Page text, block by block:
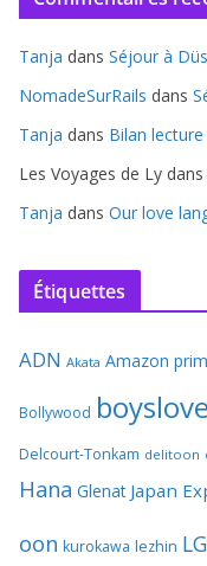
Tanja dans Séjour à
NomadeSurRails dans
Tanja dans Bilan
Les Voyages de Ly dans
Tanja dans Our love
Étiquettes
ADN Akata Amazon
Bollywood boyslove
Delcourt-Tonkam delitoon
Hana Glenat Japan
oon kurokawa lezhin